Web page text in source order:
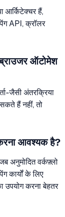
आर्किटेक्चर हैं,
API, क्रॉलर
ऑटोमेश
जैसी अंतरक्रिया
हैं नहीं, तो
आवश्यक है?
अनुमोदित वर्कफ़्लो
कार्यों के लिए
उपयोग करना बेहतर